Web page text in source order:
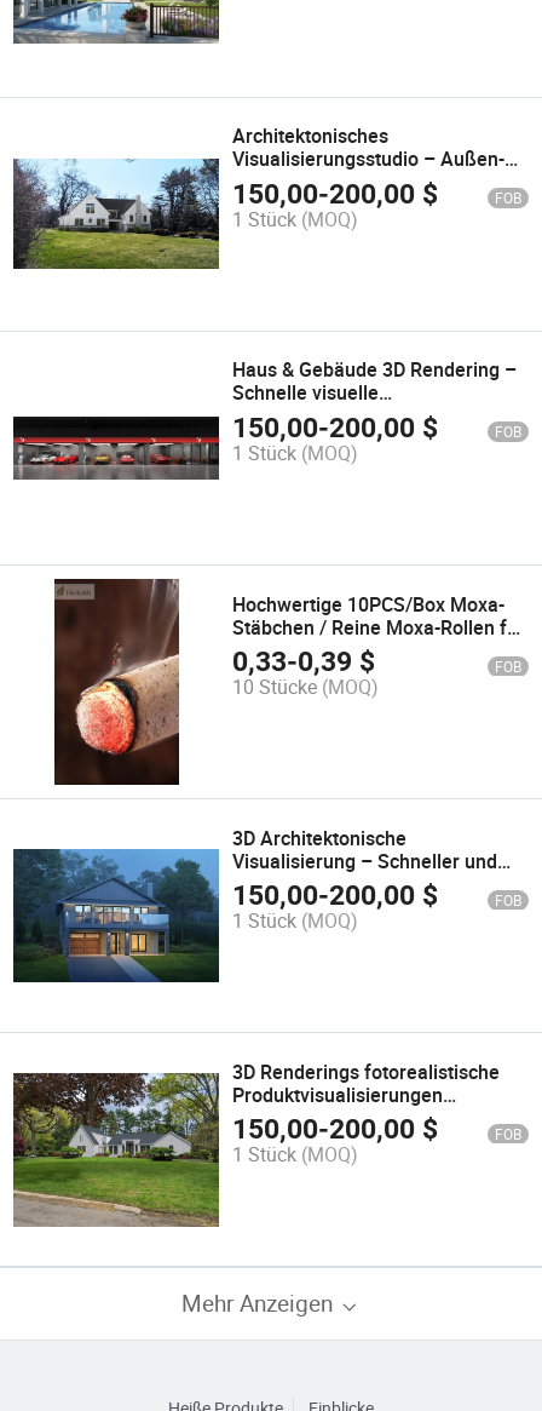
Architektonisches
Visualisierungsstudio – Außen-
und Innenrenderdienste
150,00-200,00 $ FOB
1 Stück (MOQ)
Haus & Gebäude 3D Rendering –
Schnelle visuelle
Dienstleistungen von
chinesischer Firma
150,00-200,00 $ FOB
1 Stück (MOQ)
Hochwertige 10PCS/Box Moxa-
Stäbchen / Reine Moxa-Rollen für
Moxibustion
0,33-0,39 $ FOB
10 Stücke (MOQ)
3D Architektonische
Visualisierung – Schneller und
erschwinglicher Renderdienst
150,00-200,00 $ FOB
1 Stück (MOQ)
3D Renderings fotorealistische
Produktvisualisierungen
Dienstleistungen Unternehmen
150,00-200,00 $ FOB
1 Stück (MOQ)
Mehr Anzeigen